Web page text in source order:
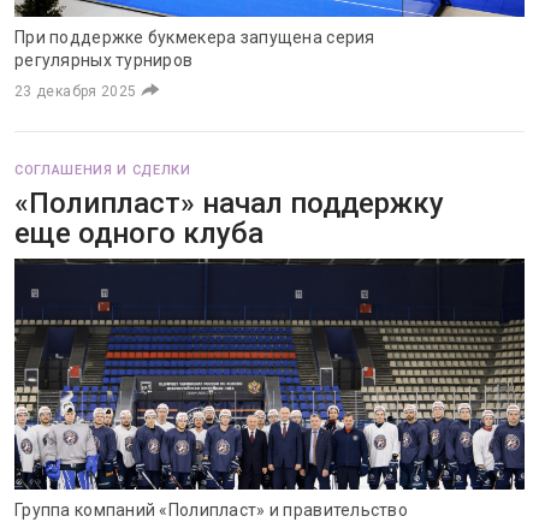
При поддержке букмекера запущена серия
регулярных турниров
23 декабря 2025
СОГЛАШЕНИЯ И СДЕЛКИ
«Полипласт» начал поддержку
еще одного клуба
Группа компаний «Полипласт» и правительство